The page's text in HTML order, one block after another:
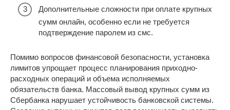
Дополнительные сложности при оплате крупных
сумм онлайн, особенно если не требуется
подтверждение паролем из смс.
Помимо вопросов финансовой безопасности, установка
лимитов упрощает процесс планирования приходно-
расходных операций и объема исполняемых
обязательств банка. Массовый вывод крупных сумм из
Сбербанка нарушает устойчивость банковской системы.